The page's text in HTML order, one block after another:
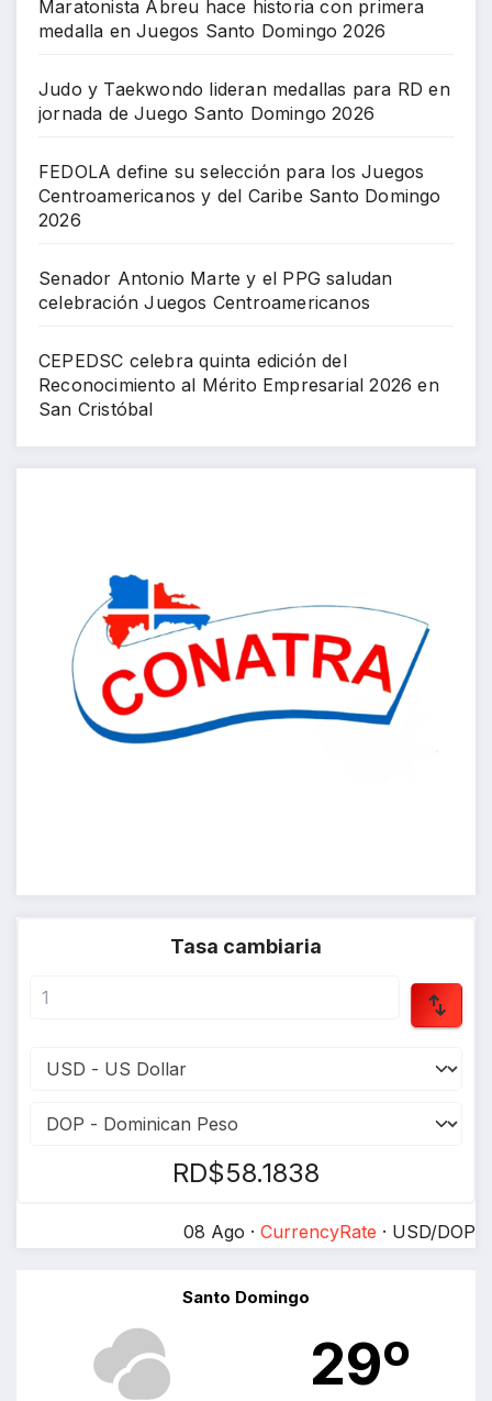
Maratonista Abreu hace historia con primera
medalla en Juegos Santo Domingo 2026
Judo y Taekwondo lideran medallas para RD en
jornada de Juego Santo Domingo 2026
FEDOLA define su selección para los Juegos
Centroamericanos y del Caribe Santo Domingo
2026
Senador Antonio Marte y el PPG saludan
celebración Juegos Centroamericanos
CEPEDSC celebra quinta edición del
Reconocimiento al Mérito Empresarial 2026 en
San Cristóbal
Tasa cambiaria
RD$58.1838
08 Ago · CurrencyRate · USD/DOP
Santo Domingo
29º